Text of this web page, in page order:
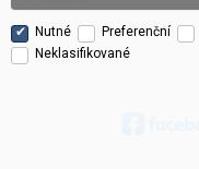
Nutné Preferenční
Neklasifikované